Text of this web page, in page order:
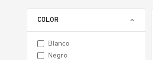
COLOR
blanco
negro